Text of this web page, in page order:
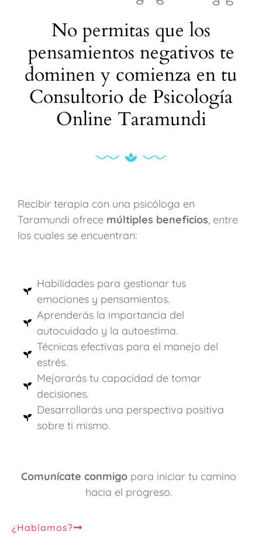
No permitas que los
pensamientos negativos te
dominen y comienza en tu
Consultorio de Psicología
Online Taramundi
Recibir terapia con una psicóloga en
Taramundi ofrece múltiples beneficios, entre
los cuales se encuentran:
Habilidades para gestionar tus
emociones y pensamientos.
Aprenderás la importancia del
autocuidado y la autoestima.
Técnicas efectivas para el manejo del
estrés.
Mejorarás tu capacidad de tomar
decisiones.
Desarrollarás una perspectiva positiva
sobre ti mismo.
Comunícate conmigo para iniciar tu camino
hacia el progreso.
¿Hablamos?